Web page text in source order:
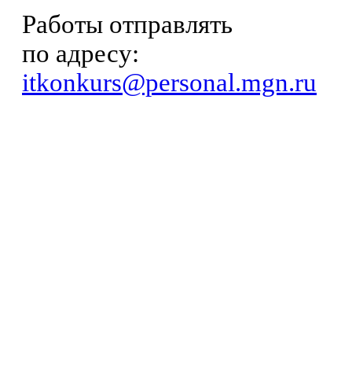
Работы отправлять
по адресу:
itkonkurs@personal.mgn.ru